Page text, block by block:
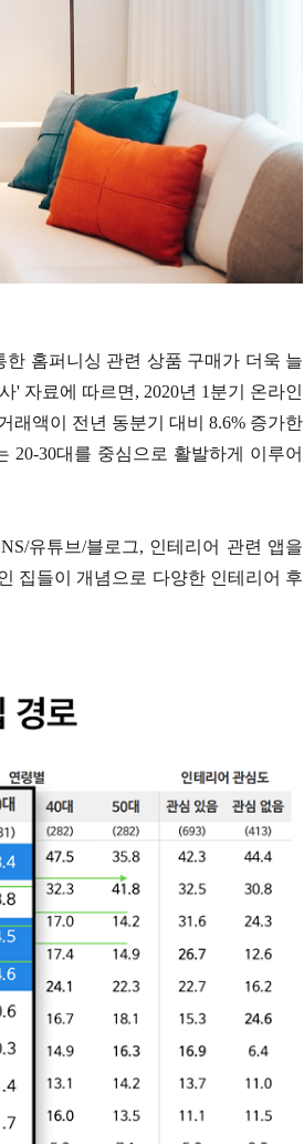
홈퍼니싱 관련 상품 구매가 더욱 늘
' 자료에 따르면, 2020년 1분기 온라인
래액이 전년 동분기 대비 8.6% 증가한
30대를 중심으로 활발하게 이루어
유튜브/블로그, 인테리어 관련 앱을
집들이 개념으로 다양한 인테리어 후